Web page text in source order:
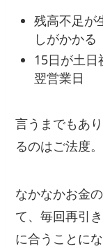
残高不足が
しがかかる
15日が土日
翌営業日
言うまでもあ
るのはご法度。
なかなかお金
て、毎回再引
に合うことにな